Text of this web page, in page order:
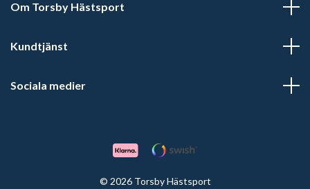
Om Torsby Hästsport
Kundtjänst
Sociala medier
© 2026 Torsby Hästsport